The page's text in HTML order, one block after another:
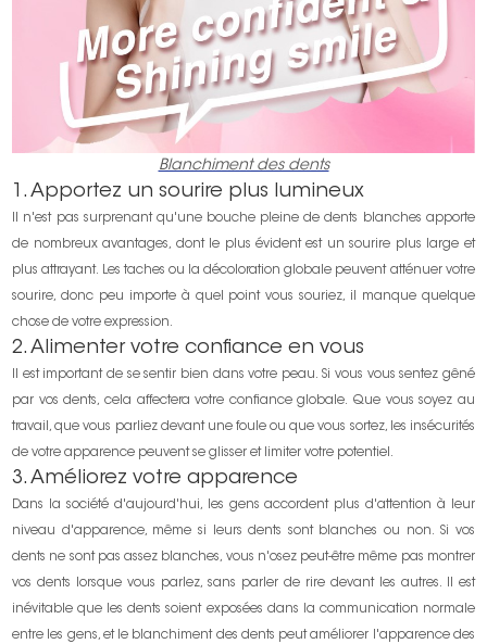
Blanchiment des dents
1. Apportez un sourire plus lumineux
Il n'est pas surprenant qu'une bouche pleine de dents blanches apporte
de nombreux avantages, dont le plus évident est un sourire plus large et
plus attrayant. Les taches ou la décoloration globale peuvent atténuer votre
sourire, donc peu importe à quel point vous souriez, il manque quelque
chose de votre expression.
2. Alimenter votre confiance en vous
Il est important de se sentir bien dans votre peau. Si vous vous sentez gêné
par vos dents, cela affectera votre confiance globale. Que vous soyez au
travail, que vous parliez devant une foule ou que vous sortez, les insécurités
de votre apparence peuvent se glisser et limiter votre potentiel.
3. Améliorez votre apparence
Dans la société d'aujourd'hui, les gens accordent plus d'attention à leur
niveau d'apparence, même si leurs dents sont blanches ou non. Si vos
dents ne sont pas assez blanches, vous n'osez peut-être même pas montrer
vos dents lorsque vous parlez, sans parler de rire devant les autres. Il est
inévitable que les dents soient exposées dans la communication normale
entre les gens, et le blanchiment des dents peut améliorer l'apparence des